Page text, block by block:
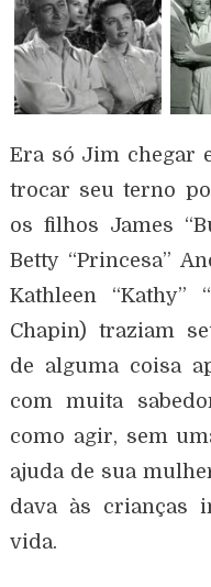
Era só Jim chegar
trocar seu terno
os filhos James
Betty “Princesa”
Kathleen “Kathy”
Chapin) traziam
de alguma coisa
com muita
como agir, sem
ajuda de sua
dava às crianças
vida.